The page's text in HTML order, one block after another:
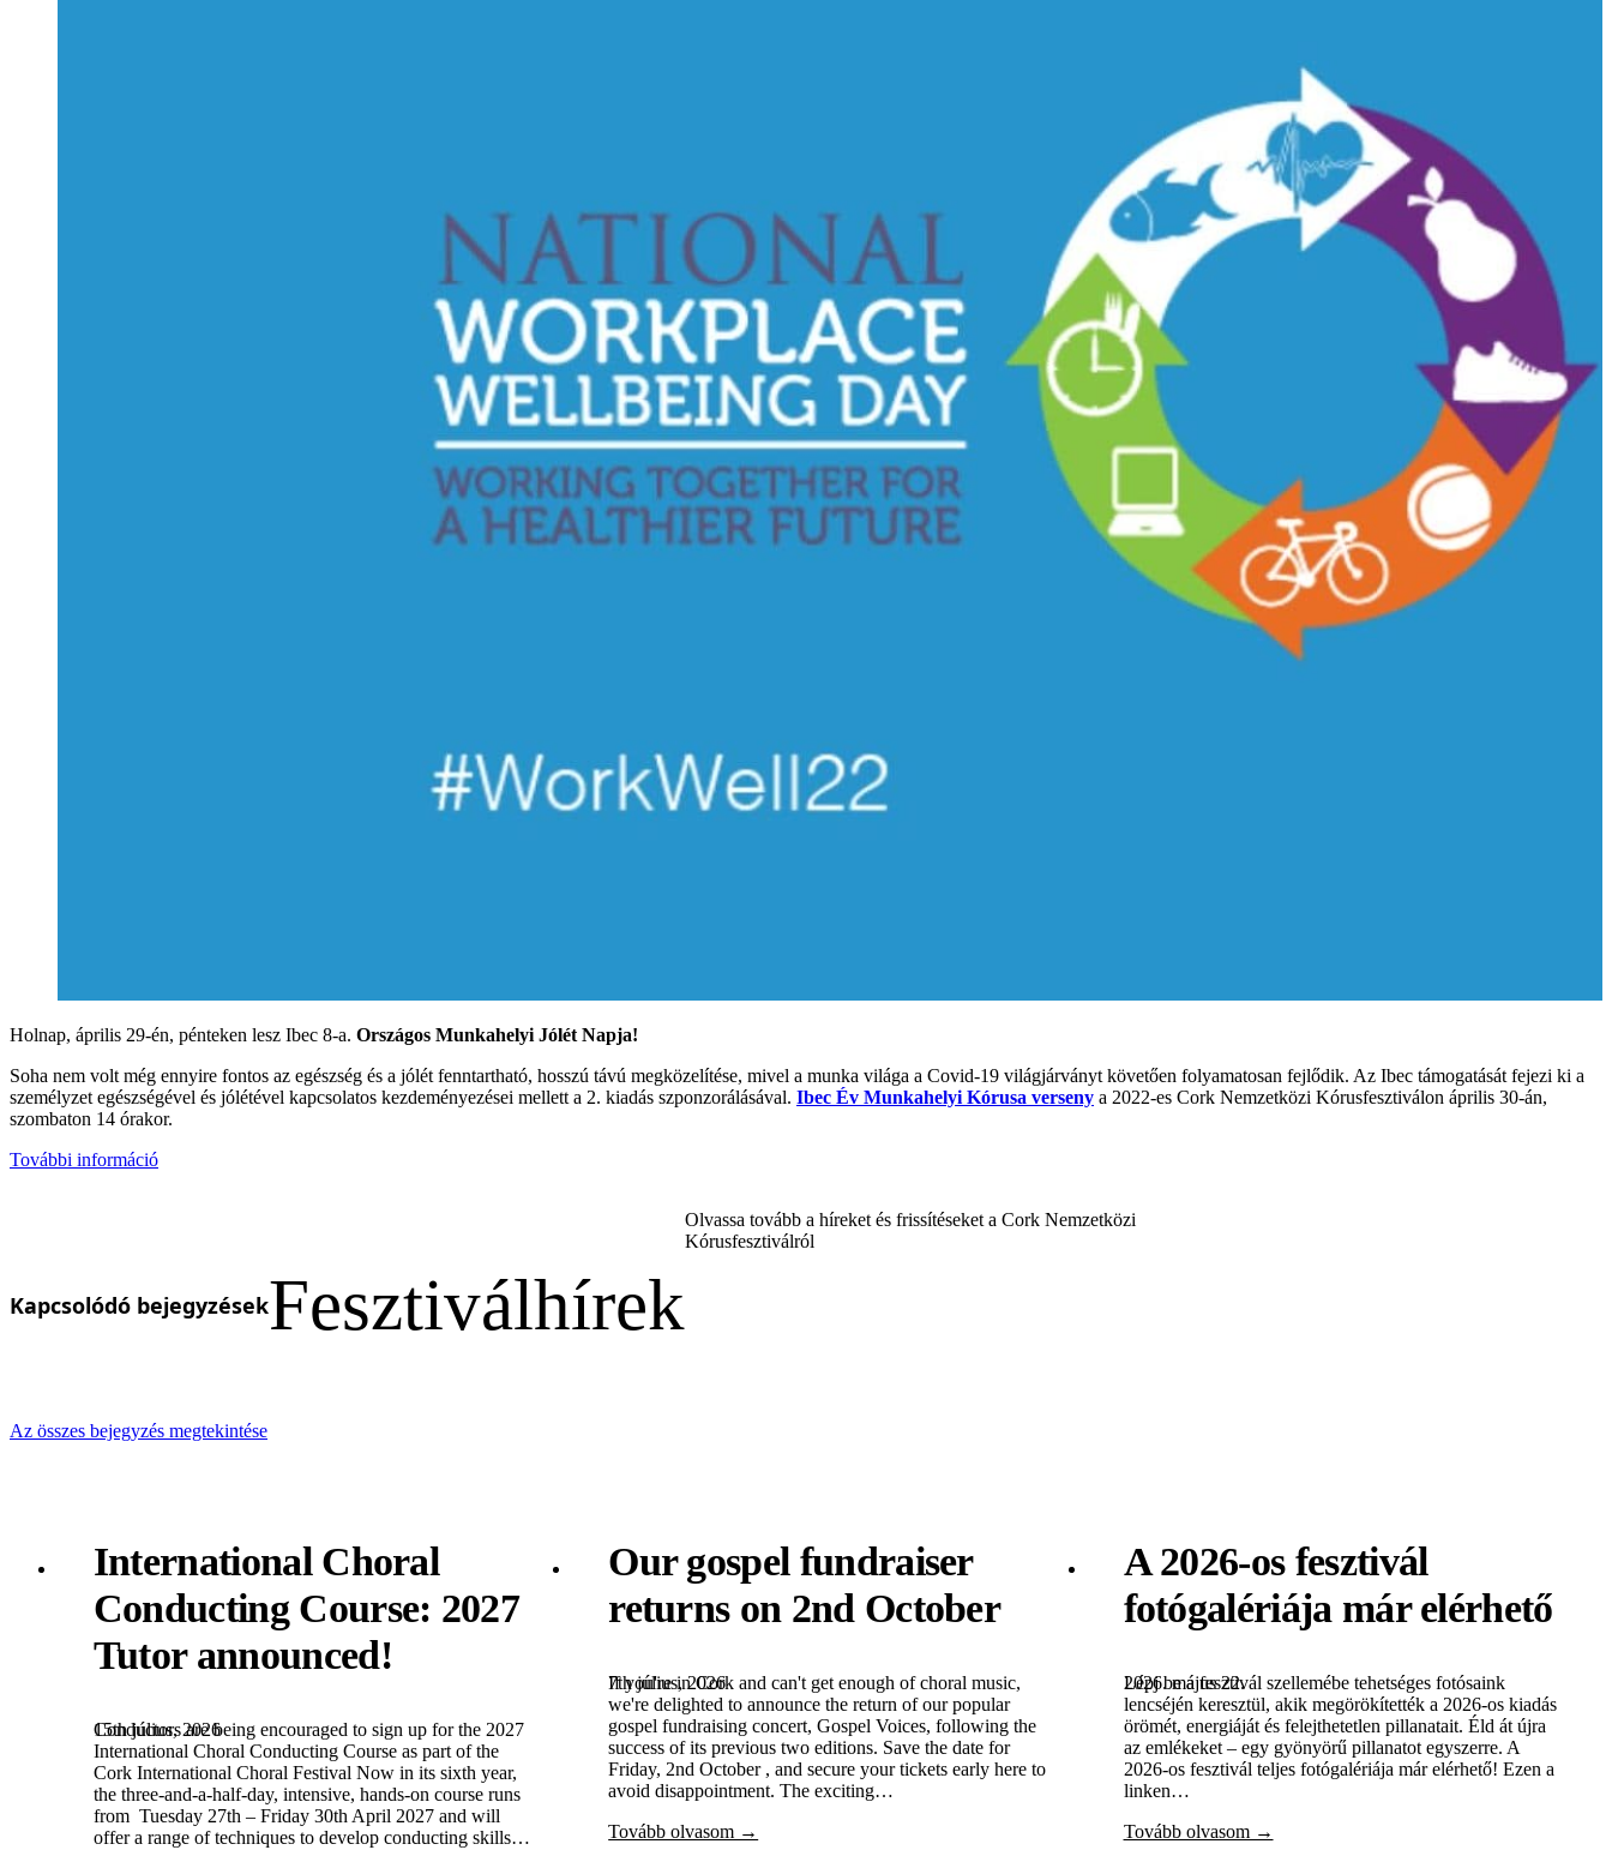
Holnap, április 29-én, pénteken lesz Ibec 8-a. Országos Munkahelyi Jólét Napja!
Soha nem volt még ennyire fontos az egészség és a jólét fenntartható, hosszú távú megközelítése, mivel a munka világa a Covid-19 világjárványt követően folyamatosan fejlődik. Az Ibec támogatását fejezi ki a
személyzet egészségével és jólétével kapcsolatos kezdeményezései mellett a 2. kiadás szponzorálásával. Ibec Év Munkahelyi Kórusa verseny a 2022-es Cork Nemzetközi Kórusfesztiválon április 30-án,
szombaton 14 órakor.
További információ
Kapcsolódó bejegyzésekFesztiválhírek
Olvassa tovább a híreket és frissítéseket a Cork Nemzetközi
Kórusfesztiválról
Az összes bejegyzés megtekintése
International Choral
Conducting Course: 2027
Tutor announced!
15th július, 2026
Conductors are being encouraged to sign up for the 2027
International Choral Conducting Course as part of the
Cork International Choral Festival Now in its sixth year,
the three-and-a-half-day, intensive, hands-on course runs
from Tuesday 27th – Friday 30th April 2027 and will
offer a range of techniques to develop conducting skills…
Our gospel fundraiser
returns on 2nd October
7th július, 2026
If you're in Cork and can't get enough of choral music,
we're delighted to announce the return of our popular
gospel fundraising concert, Gospel Voices, following the
success of its previous two editions. Save the date for
Friday, 2nd October , and secure your tickets early here to
avoid disappointment. The exciting…
Tovább olvasom →
A 2026-os fesztivál
fotógalériája már elérhető
2026. május 22.
Lépj be a fesztivál szellemébe tehetséges fotósaink
lencséjén keresztül, akik megörökítették a 2026-os kiadás
örömét, energiáját és felejthetetlen pillanatait. Éld át újra
az emlékeket – egy gyönyörű pillanatot egyszerre. A
2026-os fesztivál teljes fotógalériája már elérhető! Ezen a
linken…
Tovább olvasom →